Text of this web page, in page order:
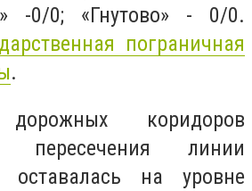
-0/0; «Гнутово» - 0/0.
пограничная
.
коридоров
пересечения линии
оставалась на уровне